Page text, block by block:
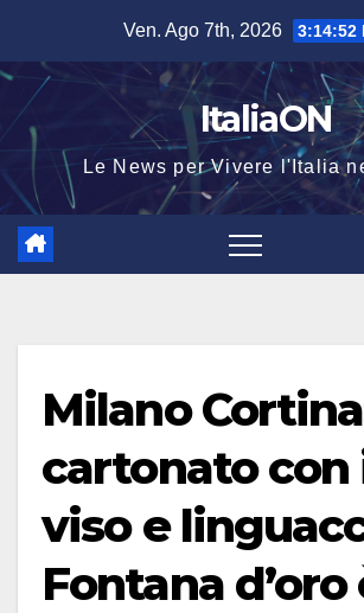
contenuto
Ven. Ago 7th, 2026 3:14:53
ItaliaON
Le News per Vivere l'Italia
Milano
cartonato con
viso e
Fontana d’oro